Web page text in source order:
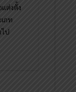
ต่งตั้ง
ภท
ป